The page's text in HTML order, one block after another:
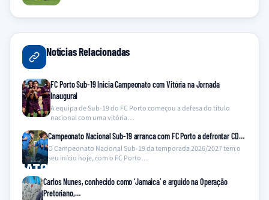
Notícias Relacionadas
FC Porto Sub-19 Inicia Campeonato com Vitória na Jornada
Inaugural
A equipa de Sub-19 do FC Porto começou a defesa do título
nacional com uma vitória…
Campeonato Nacional Sub-19 arranca com FC Porto a defrontar CD…
O Campeonato Nacional Sub-19 da temporada 2026/2027 tem o
seu início hoje, com o FC Porto…
Carlos Nunes, conhecido como ‘Jamaica’ e arguido na Operação
Pretoriano,…